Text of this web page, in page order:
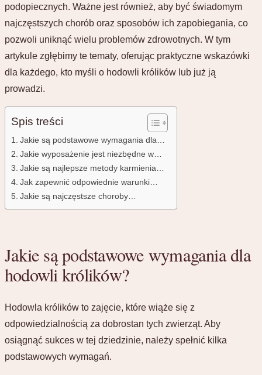
podopiecznych. Ważne jest również, aby być świadomym
najczęstszych chorób oraz sposobów ich zapobiegania, co
pozwoli uniknąć wielu problemów zdrowotnych. W tym
artykule zgłębimy te tematy, oferując praktyczne wskazówki
dla każdego, kto myśli o hodowli królików lub już ją
prowadzi.
Spis treści
Jakie są podstawowe wymagania dla…
Jakie wyposażenie jest niezbędne w…
Jakie są najlepsze metody karmienia…
Jak zapewnić odpowiednie warunki…
Jakie są najczęstsze choroby…
Jakie są podstawowe wymagania dla
hodowli królików?
Hodowla królików to zajęcie, które wiąże się z
odpowiedzialnością za dobrostan tych zwierząt. Aby
osiągnąć sukces w tej dziedzinie, należy spełnić kilka
podstawowych wymagań.